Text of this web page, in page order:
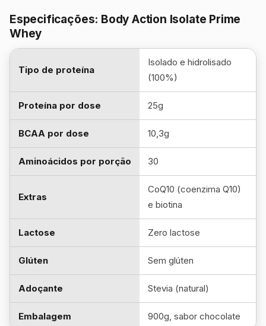
Especificações: Body Action Isolate Prime
Whey
Tipo de proteína
Isolado e hidrolisado
(100%)
Proteína por dose 25g
BCAA por dose 10,3g
Aminoácidos por porção 30
Extras
CoQ10 (coenzima Q10)
e biotina
Lactose Zero lactose
Glúten Sem glúten
Adoçante Stevia (natural)
Embalagem 900g, sabor chocolate